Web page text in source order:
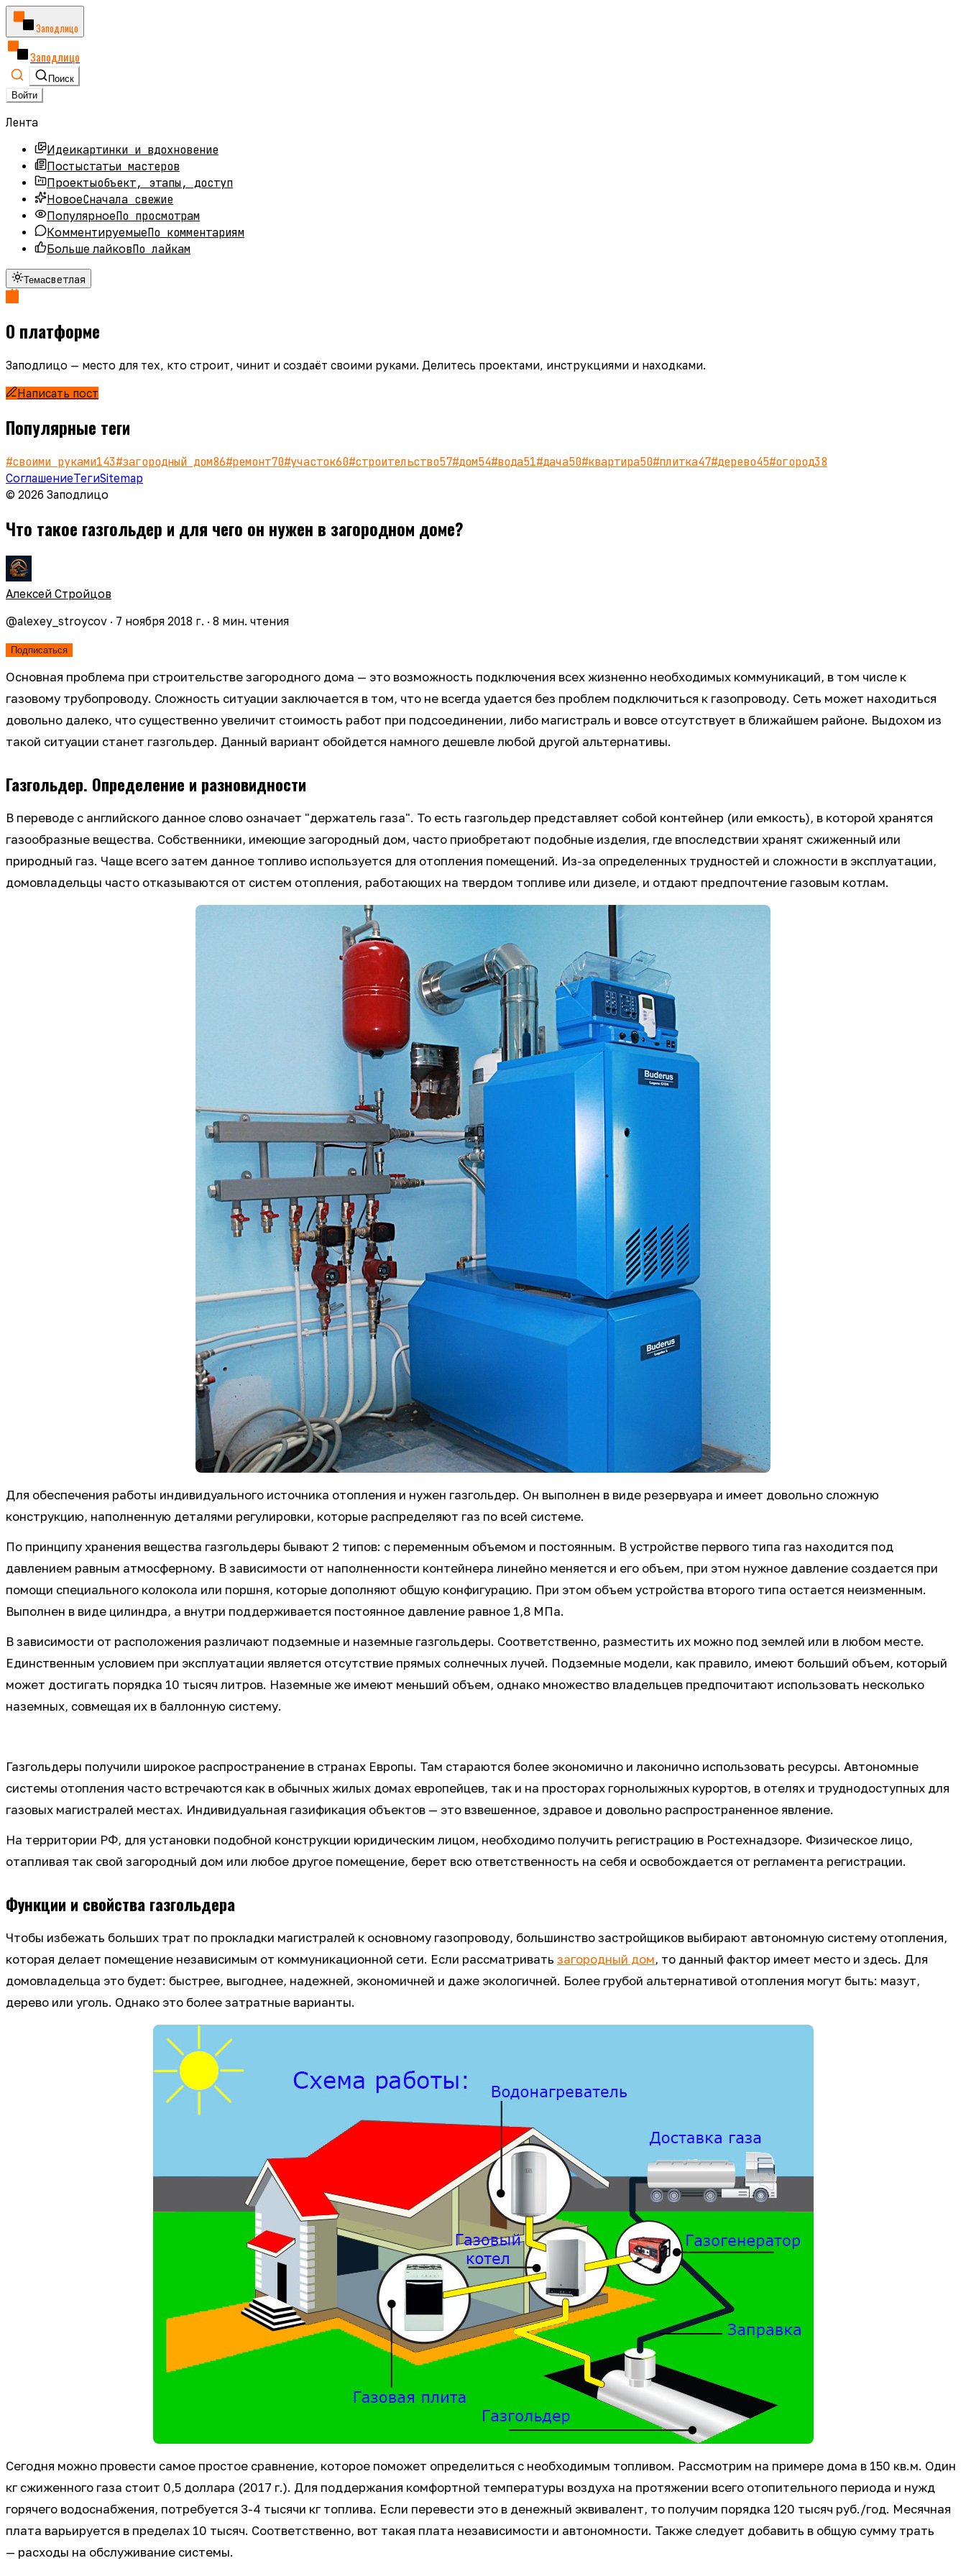
Заподлицо
Заподлицо
Поиск
Войти
Лента
Идеикартинки и вдохновение
Постыстатьи мастеров
Проектыобъект, этапы, доступ
НовоеСначала свежие
ПопулярноеПо просмотрам
КомментируемыеПо комментариям
Больше лайковПо лайкам
Темасветлая
О платформе
Заподлицо — место для тех, кто строит, чинит и создаёт своими руками. Делитесь проектами, инструкциями и находками.
Написать пост
Популярные теги
#своими руками143#загородный дом86#ремонт70#участок60#строительство57#дом54#вода51#дача50#квартира50#плитка47#дерево45#огород38
СоглашениеТегиSitemap
© 2026 Заподлицо
Что такое газгольдер и для чего он нужен в загородном доме?
Алексей Стройцов
@alexey_stroycov · 7 ноября 2018 г. · 8 мин. чтения
Подписаться
Основная проблема при строительстве загородного дома — это возможность подключения всех жизненно необходимых коммуникаций, в том числе к
газовому трубопроводу. Сложность ситуации заключается в том, что не всегда удается без проблем подключиться к газопроводу. Сеть может находиться
довольно далеко, что существенно увеличит стоимость работ при подсоединении, либо магистраль и вовсе отсутствует в ближайшем районе. Выдохом из
такой ситуации станет газгольдер. Данный вариант обойдется намного дешевле любой другой альтернативы.
Газгольдер. Определение и разновидности
В переводе с английского данное слово означает "держатель газа". То есть газгольдер представляет собой контейнер (или емкость), в которой хранятся
газообразные вещества. Собственники, имеющие загородный дом, часто приобретают подобные изделия, где впоследствии хранят сжиженный или
природный газ. Чаще всего затем данное топливо используется для отопления помещений. Из-за определенных трудностей и сложности в эксплуатации,
домовладельцы часто отказываются от систем отопления, работающих на твердом топливе или дизеле, и отдают предпочтение газовым котлам.
Для обеспечения работы индивидуального источника отопления и нужен газгольдер. Он выполнен в виде резервуара и имеет довольно сложную
конструкцию, наполненную деталями регулировки, которые распределяют газ по всей системе.
По принципу хранения вещества газгольдеры бывают 2 типов: с переменным объемом и постоянным. В устройстве первого типа газ находится под
давлением равным атмосферному. В зависимости от наполненности контейнера линейно меняется и его объем, при этом нужное давление создается при
помощи специального колокола или поршня, которые дополняют общую конфигурацию. При этом объем устройства второго типа остается неизменным.
Выполнен в виде цилиндра, а внутри поддерживается постоянное давление равное 1,8 МПа.
В зависимости от расположения различают подземные и наземные газгольдеры. Соответственно, разместить их можно под землей или в любом месте.
Единственным условием при эксплуатации является отсутствие прямых солнечных лучей. Подземные модели, как правило, имеют больший объем, который
может достигать порядка 10 тысяч литров. Наземные же имеют меньший объем, однако множество владельцев предпочитают использовать несколько
наземных, совмещая их в баллонную систему.
Газгольдеры получили широкое распространение в странах Европы. Там стараются более экономично и лаконично использовать ресурсы. Автономные
системы отопления часто встречаются как в обычных жилых домах европейцев, так и на просторах горнолыжных курортов, в отелях и труднодоступных для
газовых магистралей местах. Индивидуальная газификация объектов — это взвешенное, здравое и довольно распространенное явление.
На территории РФ, для установки подобной конструкции юридическим лицом, необходимо получить регистрацию в Ростехнадзоре. Физическое лицо,
отапливая так свой загородный дом или любое другое помещение, берет всю ответственность на себя и освобождается от регламента регистрации.
Функции и свойства газгольдера
Чтобы избежать больших трат по прокладки магистралей к основному газопроводу, большинство застройщиков выбирают автономную систему отопления,
которая делает помещение независимым от коммуникационной сети. Если рассматривать загородный дом, то данный фактор имеет место и здесь. Для
домовладельца это будет: быстрее, выгоднее, надежней, экономичней и даже экологичней. Более грубой альтернативой отопления могут быть: мазут,
дерево или уголь. Однако это более затратные варианты.
Сегодня можно провести самое простое сравнение, которое поможет определиться с необходимым топливом. Рассмотрим на примере дома в 150 кв.м. Один
кг сжиженного газа стоит 0,5 доллара (2017 г.). Для поддержания комфортной температуры воздуха на протяжении всего отопительного периода и нужд
горячего водоснабжения, потребуется 3-4 тысячи кг топлива. Если перевести это в денежный эквивалент, то получим порядка 120 тысяч руб./год. Месячная
плата варьируется в пределах 10 тысяч. Соответственно, вот такая плата независимости и автономности. Также следует добавить в общую сумму трать
— расходы на обслуживание системы.